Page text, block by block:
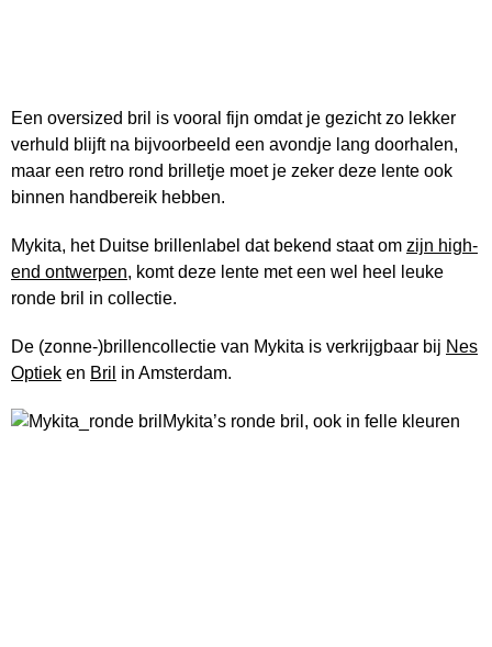
Een oversized bril is vooral fijn omdat je gezicht zo lekker
verhuld blijft na bijvoorbeeld een avondje lang doorhalen,
maar een retro rond brilletje moet je zeker deze lente ook
binnen handbereik hebben.
Mykita, het Duitse brillenlabel dat bekend staat om zijn high-
end ontwerpen, komt deze lente met een wel heel leuke
ronde bril in collectie.
De (zonne-)brillencollectie van Mykita is verkrijgbaar bij Nes
Optiek en Bril in Amsterdam.
Mykita’s ronde bril, ook in felle kleuren